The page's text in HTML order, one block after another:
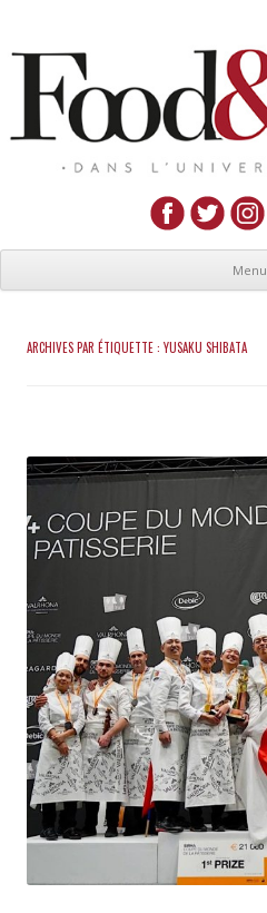
Menu
ARCHIVES PAR ÉTIQUETTE : YUSAKU SHIBATA